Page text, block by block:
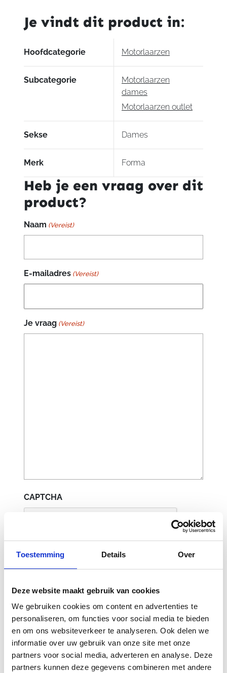
Toestemming Details Over
Deze website maakt gebruik van cookies
We gebruiken cookies om content en advertenties te
personaliseren, om functies voor social media te bieden
en om ons websiteverkeer te analyseren. Ook delen we
informatie over uw gebruik van onze site met onze
partners voor social media, adverteren en analyse. Deze
partners kunnen deze gegevens combineren met andere
Je vindt dit product in:
Hoofdcategorie Motorlaarzen
Subcategorie
Motorlaarzen
dames
Motorlaarzen outlet
Sekse Dames
Merk Forma
Heb je een vraag over dit
product?
Naam (Vereist)
E-mailadres (Vereist)
Je vraag (Vereist)
CAPTCHA
Gerelateerde
producten